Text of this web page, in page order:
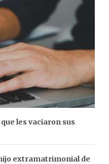
les vaciaron sus
extramatrimonial de